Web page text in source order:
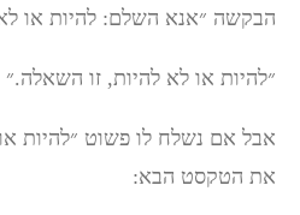
הבקשה ״אנא השלם: להיות או
״להיות או לא להיות, זו השאלה.״
אבל אם נשלח לו פשוט ״להיות
את הטקסט הבא: